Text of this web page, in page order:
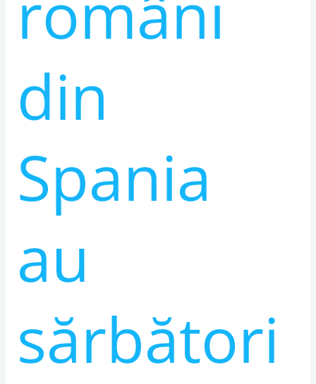
din
Spania
au
sărbători
sărbătorit
Ziua
Națională
în
Madrid